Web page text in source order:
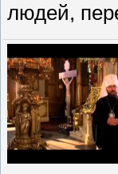
людей,